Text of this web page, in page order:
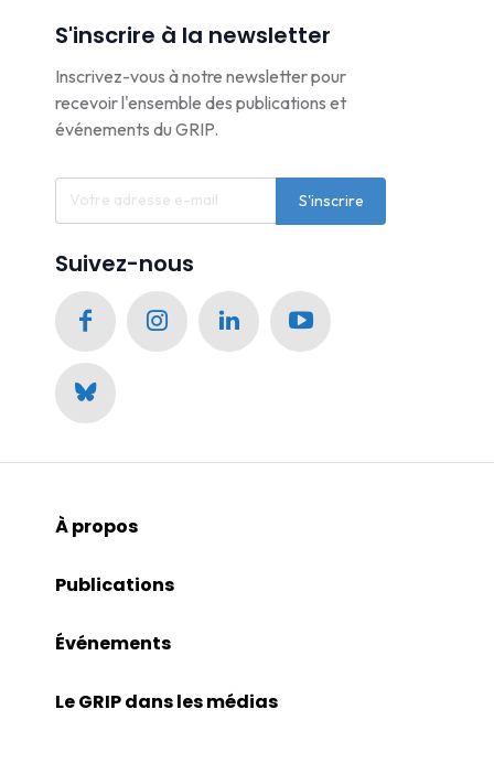
S'inscrire à la newsletter
Inscrivez-vous à notre newsletter pour
recevoir l'ensemble des publications et
événements du GRIP.
S'inscrire
Suivez-nous
À propos
Publications
Événements
Le GRIP dans les médias